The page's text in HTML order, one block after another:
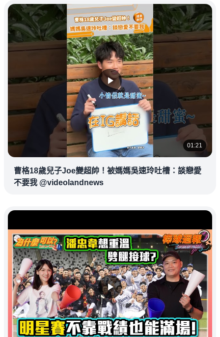
01:21
曹格18歲兒子Joe變超帥！被媽媽吳速玲吐槽：談戀愛
不要我 @videolandnews